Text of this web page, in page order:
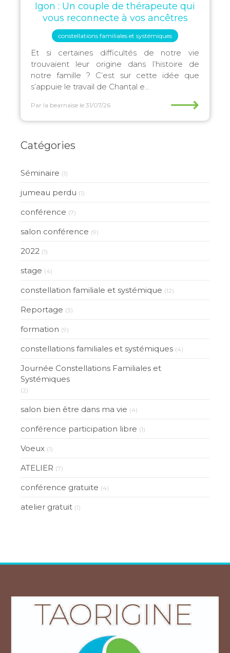
Igon : Un couple de thérapeute qui
vous reconnecte à vos ancêtres
constellations familiales et systémiques
Et si certaines difficultés de notre vie
trouvaient leur origine dans l’histoire de
notre famille ? C’est sur cette idée que
s’appuie le travail de Chantal e...
Par la bearnaise le 31/07/26 ⟶
Catégories
Séminaire (1)
jumeau perdu (1)
conférence (7)
salon conférence (9)
2022 (1)
stage (4)
constellation familiale et systémique (12)
Reportage (3)
formation (9)
constellations familiales et systémiques (4)
Journée Constellations Familiales et
Systémiques
(2)
salon bien être dans ma vie (4)
conférence participation libre (1)
Voeux (1)
ATELIER (7)
conférence gratuite (4)
atelier gratuit (1)